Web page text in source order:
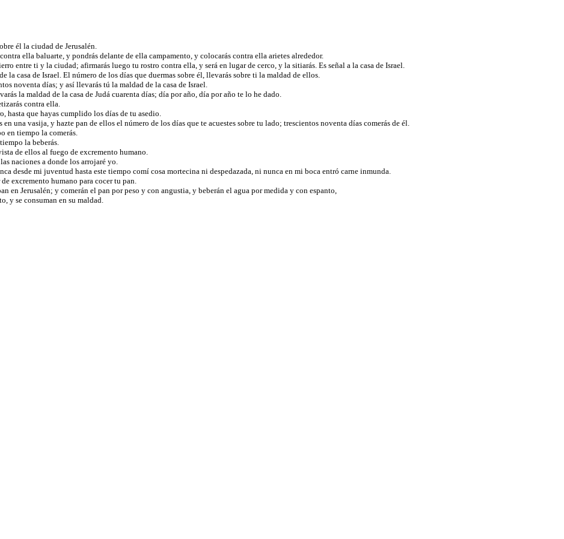
él la ciudad de Jerusalén.
ella baluarte, y pondrás delante de ella campamento, y colocarás contra ella arietes alrededor.
entre ti y la ciudad; afirmarás luego tu rostro contra ella, y será en lugar de cerco, y la sitiarás. Es señal a la casa de Israel.
casa de Israel. El número de los días que duermas sobre él, llevarás sobre ti la maldad de ellos.
noventa días; y así llevarás tú la maldad de la casa de Israel.
la maldad de la casa de Judá cuarenta días; día por año, día por año te lo he dado.
contra ella.
hasta que hayas cumplido los días de tu asedio.
una vasija, y hazte pan de ellos el número de los días que te acuestes sobre tu lado; trescientos noventa días comerás de él.
en tiempo la comerás.
la beberás.
de ellos al fuego de excremento humano.
naciones a donde los arrojaré yo.
desde mi juventud hasta este tiempo comí cosa mortecina ni despedazada, ni nunca en mi boca entró carne inmunda.
excremento humano para cocer tu pan.
Jerusalén; y comerán el pan por peso y con angustia, y beberán el agua por medida y con espanto,
y se consuman en su maldad.